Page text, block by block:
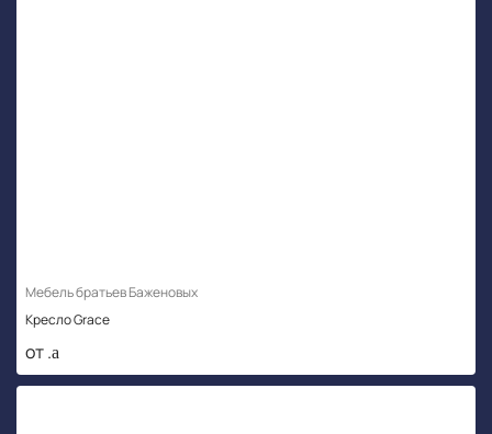
Мебель братьев Баженовых
Кресло Grace
от .